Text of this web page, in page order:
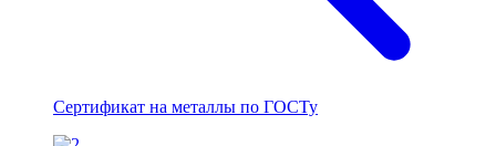
Сертификат на металлы по ГОСТу